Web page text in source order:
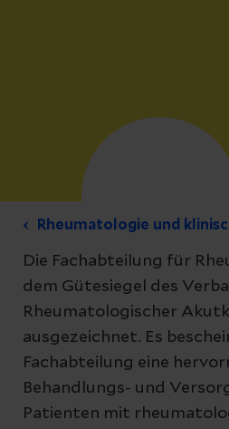
Rheumatologie und
Die Fachabteilung für
dem Gütesiegel des
Rheumatologischer
ausgezeichnet. Es
Fachabteilung eine
Behandlungs- und
Patienten mit